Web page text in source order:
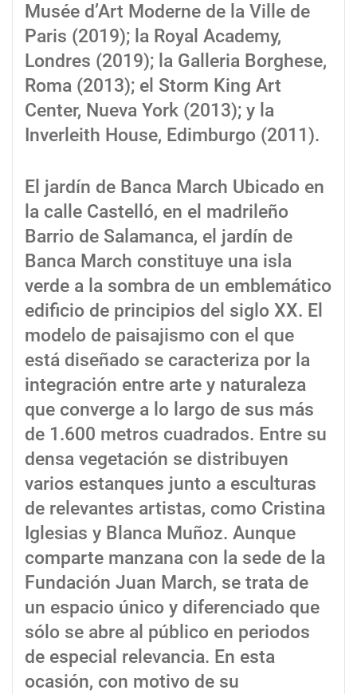
Musée d’Art Moderne de la Ville de
Paris (2019); la Royal Academy,
Londres (2019); la Galleria Borghese,
Roma (2013); el Storm King Art
Center, Nueva York (2013); y la
Inverleith House, Edimburgo (2011).
El jardín de Banca March Ubicado en
la calle Castelló, en el madrileño
Barrio de Salamanca, el jardín de
Banca March constituye una isla
verde a la sombra de un emblemático
edificio de principios del siglo XX. El
modelo de paisajismo con el que
está diseñado se caracteriza por la
integración entre arte y naturaleza
que converge a lo largo de sus más
de 1.600 metros cuadrados. Entre su
densa vegetación se distribuyen
varios estanques junto a esculturas
de relevantes artistas, como Cristina
Iglesias y Blanca Muñoz. Aunque
comparte manzana con la sede de la
Fundación Juan March, se trata de
un espacio único y diferenciado que
sólo se abre al público en periodos
de especial relevancia. En esta
ocasión, con motivo de su